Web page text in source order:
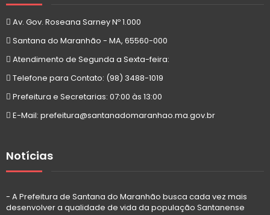
Av. Gov. Roseana Sarney Nº 1.000
Santana do Maranhão - MA, 65560-000
Atendimento de Segunda a Sexta-feira:
Telefone para Contato: (98) 3488-1019
Prefeitura e Secretarias: 07:00 às 13:00
E-Mail: prefeitura@santanadomaranhao.ma.gov.br
Notícias
- A Prefeitura de Santana do Maranhão busca cada vez mais
desenvolver a qualidade de vida da população Santanense